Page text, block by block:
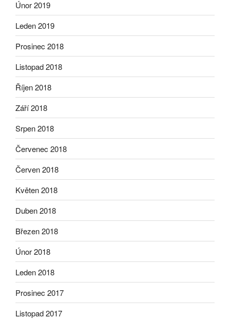
Únor 2019
Leden 2019
Prosinec 2018
Listopad 2018
Říjen 2018
Září 2018
Srpen 2018
Červenec 2018
Červen 2018
Květen 2018
Duben 2018
Březen 2018
Únor 2018
Leden 2018
Prosinec 2017
Listopad 2017